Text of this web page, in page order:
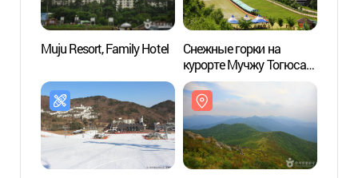
Muju Resort, Family Hotel
Снежные горки на
курорте Мучжу Тогюсан
(무주덕유산리조트
썰매장)